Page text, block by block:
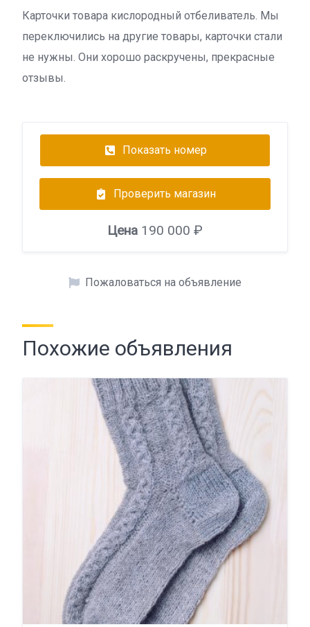
Карточки товара кислородный отбеливатель. Мы
переключились на другие товары, карточки стали
не нужны. Они хорошо раскручены, прекрасные
отзывы.
Показать номер
Проверить магазин
Цена 190 000 ₽
Пожаловаться на объявление
Похожие объявления